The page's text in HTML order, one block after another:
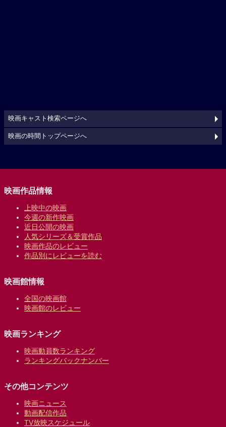
映画キャスト検索ページへ
映画の時間トップページへ
映画作品情報
上映中の映画
今週の新作映画
近日公開の映画
人気シリーズ＆受賞作品
映画作品のレビュー
作品別にレビューを読む
映画館情報
全国の映画館
映画館のレビュー
映画ランキング
映画動員数ランキング
ランキングバックナンバー
その他コンテンツ
映画ニュース
動画配信作品
TV放映スケジュール